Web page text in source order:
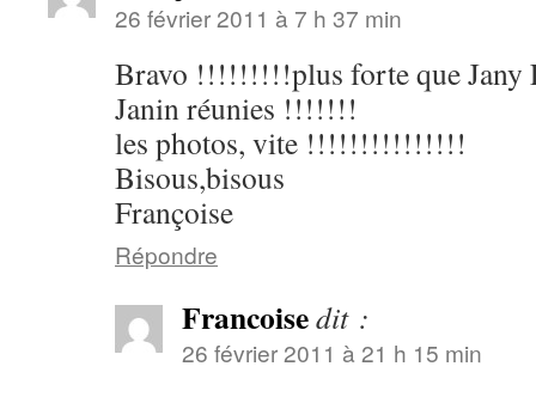
26 février 2011 à 7 h 37 min
Bravo !!!!!!!!!plus forte que Jany
Janin réunies !!!!!!!
les photos, vite !!!!!!!!!!!!!!!
Bisous,bisous
Françoise
Répondre
Francoisedit :
26 février 2011 à 21 h 15 min